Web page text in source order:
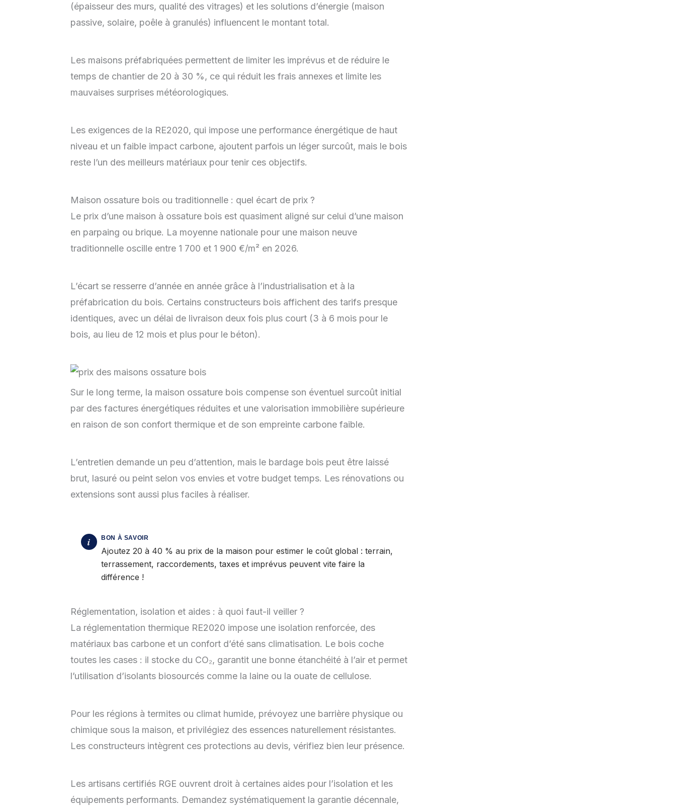
(épaisseur des murs, qualité des vitrages) et les solutions d’énergie (maison
passive, solaire, poêle à granulés) influencent le montant total.
Les maisons préfabriquées permettent de limiter les imprévus et de réduire le
temps de chantier de 20 à 30 %, ce qui réduit les frais annexes et limite les
mauvaises surprises météorologiques.
Les exigences de la RE2020, qui impose une performance énergétique de haut
niveau et un faible impact carbone, ajoutent parfois un léger surcoût, mais le bois
reste l’un des meilleurs matériaux pour tenir ces objectifs.
Maison ossature bois ou traditionnelle : quel écart de prix ?
Le prix d’une maison à ossature bois est quasiment aligné sur celui d’une maison
en parpaing ou brique. La moyenne nationale pour une maison neuve
traditionnelle oscille entre 1 700 et 1 900 €/m² en 2026.
L’écart se resserre d’année en année grâce à l’industrialisation et à la
préfabrication du bois. Certains constructeurs bois affichent des tarifs presque
identiques, avec un délai de livraison deux fois plus court (3 à 6 mois pour le
bois, au lieu de 12 mois et plus pour le béton).
Sur le long terme, la maison ossature bois compense son éventuel surcoût initial
par des factures énergétiques réduites et une valorisation immobilière supérieure
en raison de son confort thermique et de son empreinte carbone faible.
L’entretien demande un peu d’attention, mais le bardage bois peut être laissé
brut, lasuré ou peint selon vos envies et votre budget temps. Les rénovations ou
extensions sont aussi plus faciles à réaliser.
Ajoutez 20 à 40 % au prix de la maison pour estimer le coût global : terrain,
terrassement, raccordements, taxes et imprévus peuvent vite faire la
différence !
Réglementation, isolation et aides : à quoi faut-il veiller ?
La réglementation thermique RE2020 impose une isolation renforcée, des
matériaux bas carbone et un confort d’été sans climatisation. Le bois coche
toutes les cases : il stocke du CO₂, garantit une bonne étanchéité à l’air et permet
l’utilisation d’isolants biosourcés comme la laine ou la ouate de cellulose.
Pour les régions à termites ou climat humide, prévoyez une barrière physique ou
chimique sous la maison, et privilégiez des essences naturellement résistantes.
Les constructeurs intègrent ces protections au devis, vérifiez bien leur présence.
Les artisans certifiés RGE ouvrent droit à certaines aides pour l’isolation et les
équipements performants. Demandez systématiquement la garantie décennale,